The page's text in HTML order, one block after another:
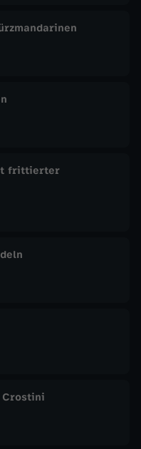
frittierter
Crostini